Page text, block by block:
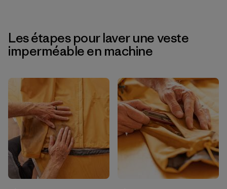
Les étapes pour laver une veste
imperméable en machine